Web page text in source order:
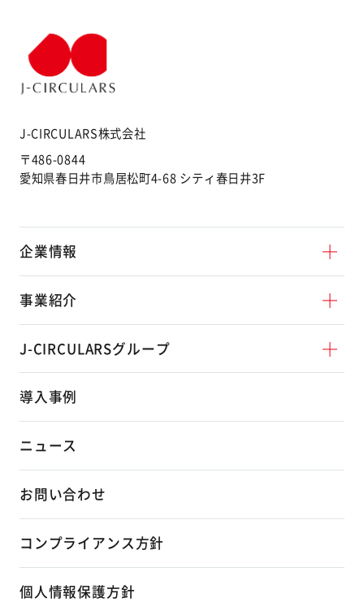
J-CIRCULARS株式会社
〒486-0844
愛知県春日井市鳥居松町4-68 シティ春日井3F
企業情報
事業紹介
J-CIRCULARSグループ
導入事例
ニュース
お問い合わせ
コンプライアンス方針
個人情報保護方針